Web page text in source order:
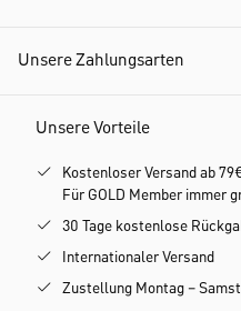
Unsere Zahlungsarten
Unsere Vorteile
Kostenloser Versand ab
Für GOLD Member immer
30 Tage kostenlose
Internationaler Versand
Zustellung Montag –